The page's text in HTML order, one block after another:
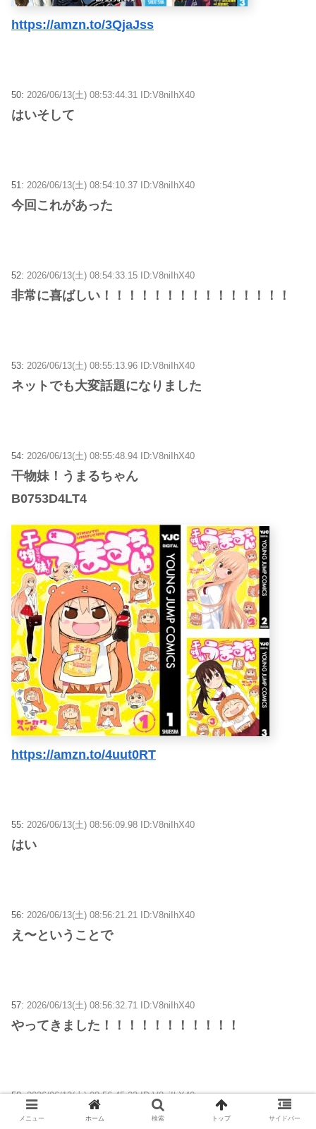
https://amzn.to/3QjaJss
50: 2026/06/13(土) 08:53:44.31 ID:V8niIhX40
はいそして
51: 2026/06/13(土) 08:54:10.37 ID:V8niIhX40
今回これがあった
52: 2026/06/13(土) 08:54:33.15 ID:V8niIhX40
非常に喜ばしい！！！！！！！！！！！！！！！
53: 2026/06/13(土) 08:55:13.96 ID:V8niIhX40
ネットでも大変話題になりました
54: 2026/06/13(土) 08:55:48.94 ID:V8niIhX40
干物妹！うまるちゃん
B0753D4LT4
https://amzn.to/4uut0RT
55: 2026/06/13(土) 08:56:09.98 ID:V8niIhX40
はい
56: 2026/06/13(土) 08:56:21.21 ID:V8niIhX40
え〜ということで
57: 2026/06/13(土) 08:56:32.71 ID:V8niIhX40
やってきました！！！！！！！！！！！
58:2026/06/13(土) 08:56:45.23 ID:V8niIhX40
本日最後！！！！！！！！！！！！！！！
メニュー ホーム 検索 トップ サイドバー